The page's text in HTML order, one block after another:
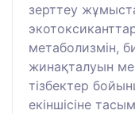
зерттеу
метаболизмін,
жинақталуын
тізбектер
екіншісіне